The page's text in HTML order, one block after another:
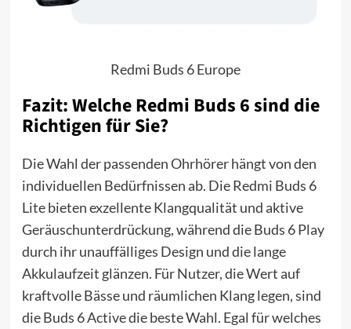
Redmi Buds 6 Europe
Fazit: Welche Redmi Buds 6 sind die
Richtigen für Sie?
Die Wahl der passenden Ohrhörer hängt von den
individuellen Bedürfnissen ab. Die Redmi Buds 6
Lite bieten exzellente Klangqualität und aktive
Geräuschunterdrückung, während die Buds 6 Play
durch ihr unauffälliges Design und die lange
Akkulaufzeit glänzen. Für Nutzer, die Wert auf
kraftvolle Bässe und räumlichen Klang legen, sind
die Buds 6 Active die beste Wahl. Egal für welches